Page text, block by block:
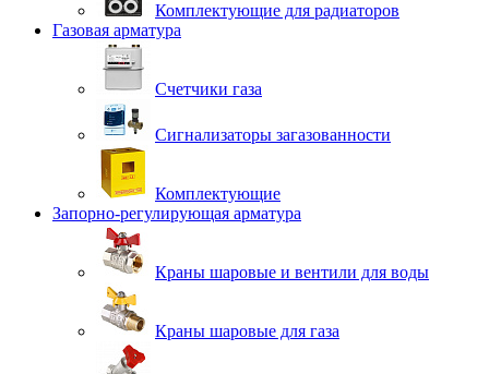
Комплектующие для радиаторов
Газовая арматура
Счетчики газа
Сигнализаторы загазованности
Комплектующие
Запорно-регулирующая арматура
Краны шаровые и вентили для воды
Краны шаровые для газа